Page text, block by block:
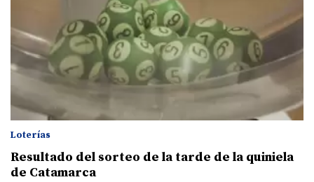
Loterías
Resultado del sorteo de la tarde de la quiniela
de Catamarca